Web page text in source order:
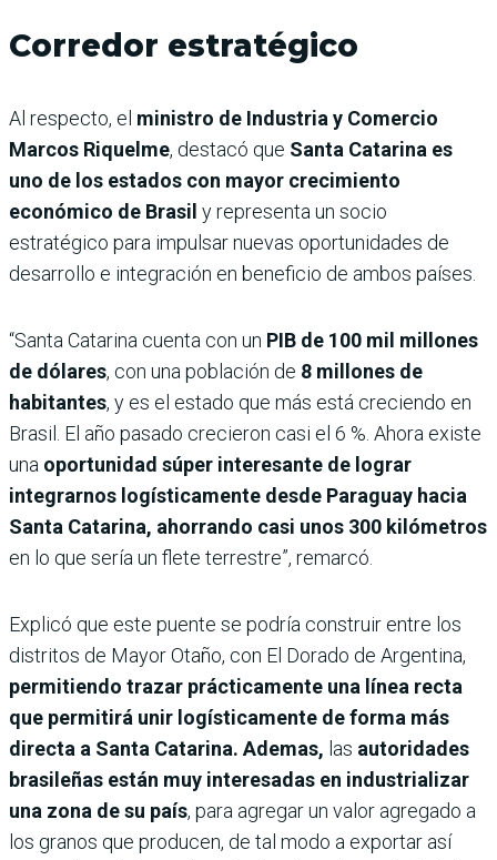
Corredor estratégico
Al respecto, el ministro de Industria y Comercio
Marcos Riquelme, destacó que Santa Catarina es
uno de los estados con mayor crecimiento
económico de Brasil y representa un socio
estratégico para impulsar nuevas oportunidades de
desarrollo e integración en beneficio de ambos países.
“Santa Catarina cuenta con un PIB de 100 mil millones
de dólares, con una población de 8 millones de
habitantes, y es el estado que más está creciendo en
Brasil. El año pasado crecieron casi el 6 %. Ahora existe
una oportunidad súper interesante de lograr
integrarnos logísticamente desde Paraguay hacia
Santa Catarina, ahorrando casi unos 300 kilómetros
en lo que sería un flete terrestre”, remarcó.
Explicó que este puente se podría construir entre los
distritos de Mayor Otaño, con El Dorado de Argentina,
permitiendo trazar prácticamente una línea recta
que permitirá unir logísticamente de forma más
directa a Santa Catarina. Ademas, las autoridades
brasileñas están muy interesadas en industrializar
una zona de su país, para agregar un valor agregado a
los granos que producen, de tal modo a exportar así